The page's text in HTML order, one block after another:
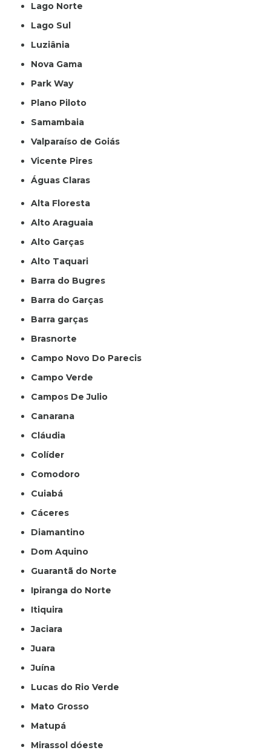
Lago Norte
Lago Sul
Luziânia
Nova Gama
Park Way
Plano Piloto
Samambaia
Valparaíso de Goiás
Vicente Pires
Águas Claras
Alta Floresta
Alto Araguaia
Alto Garças
Alto Taquari
Barra do Bugres
Barra do Garças
Barra garças
Brasnorte
Campo Novo Do Parecis
Campo Verde
Campos De Julio
Canarana
Cláudia
Colíder
Comodoro
Cuiabá
Cáceres
Diamantino
Dom Aquino
Guarantã do Norte
Ipiranga do Norte
Itiquira
Jaciara
Juara
Juína
Lucas do Rio Verde
Mato Grosso
Matupá
Mirassol dóeste